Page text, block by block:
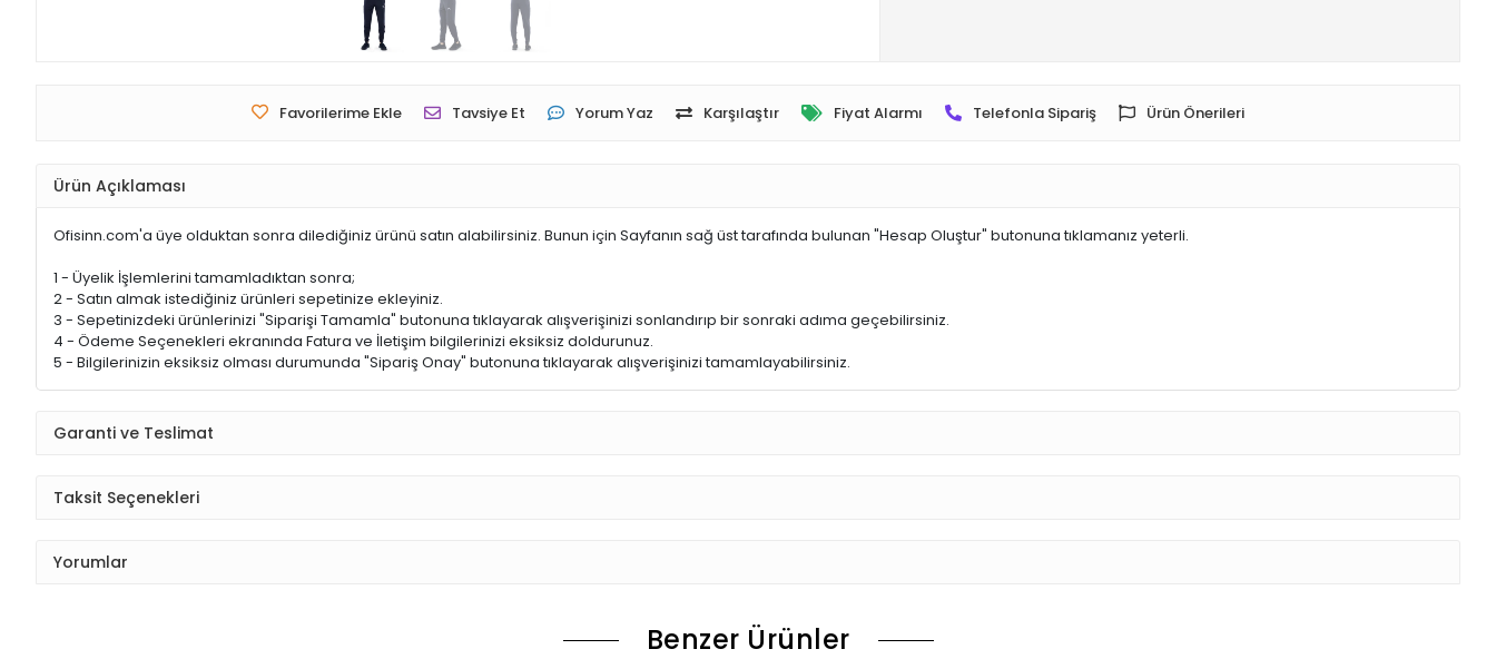
Favorilerime Ekle Tavsiye Et Yorum Yaz Karşılaştır Fiyat Alarmı Telefonla Sipariş Ürün Önerileri
Ürün Açıklaması
Ofisinn.com'a üye olduktan sonra dilediğiniz ürünü satın alabilirsiniz. Bunun için Sayfanın sağ üst tarafında bulunan "Hesap Oluştur" butonuna tıklamanız yeterli.
1 - Üyelik İşlemlerini tamamladıktan sonra;
2 - Satın almak istediğiniz ürünleri sepetinize ekleyiniz.
3 - Sepetinizdeki ürünlerinizi "Siparişi Tamamla" butonuna tıklayarak alışverişinizi sonlandırıp bir sonraki adıma geçebilirsiniz.
4 - Ödeme Seçenekleri ekranında Fatura ve İletişim bilgilerinizi eksiksiz doldurunuz.
5 - Bilgilerinizin eksiksiz olması durumunda "Sipariş Onay" butonuna tıklayarak alışverişinizi tamamlayabilirsiniz.
Garanti ve Teslimat
Taksit Seçenekleri
Yorumlar
Benzer Ürünler